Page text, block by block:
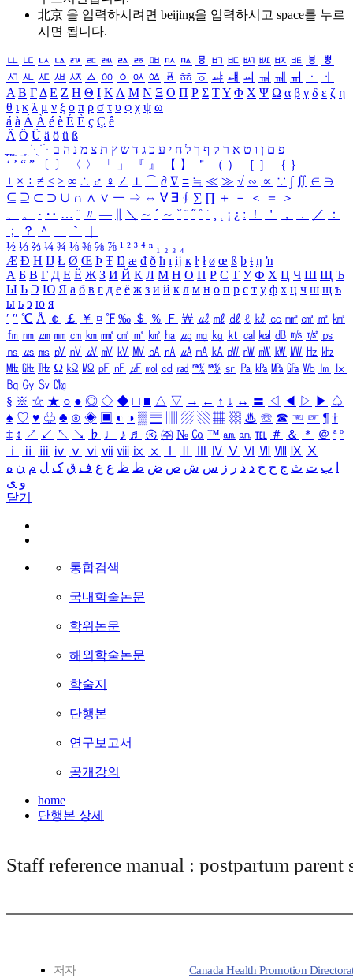
北京 을 입력하시려면 beijing을 입력하시고 space를 누르
시면 됩니다.
ㅥ ㅦ ㅧ ㅨ ㅩ ㅪ ㅫ ㅬ ㅭ ㅮ ㅯ ㅰ ㅱ ㅲ ㅳ ㅴ ㅵ ㅶ ㅷ ㅸ
ㅹ
ㅺ ㅻ ㅼ ㅽ ㅾ ㅿ ㆀ ㆁ ㆂ ㆃ ㆄ ㆅ ㆆ ㆇ ㆈ ㆉ ㆊ ㆋ ㆌ ㆍ
ㆎ
Α Β ΓΔ Ε Ζ Η Θ Ι ΚΛ Μ Ν Ξ Ο Π Ρ Σ ΤΥ Φ Χ Ψ Ω α β γ δ ε ζ η
θ ι κ λ μ ν ξ ο π ρ σ τ υ φ χ ψ ω
á à Á À é è É È ç Ç ê
Ä Ö Ü ä ö ü ß
ִֶֹ ֻּ ׁׂ פ ם ן ו ט א ר ק ף ך ל ח י ע כ ג ד ש ץ ת צ מ נ ה ב
‘ ’ “ ” 〔 〕 〈 〉 「 」 『 』 【 】 ＂ （ ） ［ ］ ｛ ｝
± × ÷ ≠ ≤ ≥ ∞ ∴ ♂ ♀ ∠ ⊥ ⌒ ∂ ∇ ≡ ≒ ≪ ≫ √ ∽ ∝ ∵ ∫ ∬ ∈ ∋
⊆ ⊇ ⊂ ⊃ ∪ ∩ ∧ ∨ ￢ ⇒ ⇔ ∀ ∃ ∮ ∑ ∏ ＋ － ＜ ＝
＞
、
。 · ‥ … ¨ 〃 ― ＼ ∼ ´ ～ ˇ ˘ ˝ ˚ ˙ ¸ ¡ ¿ ː ！ ＇ ， ． ／
：
；
？ ＾ ｀
½ ⅓ ⅔ ¼ ¾ ⅛ ⅜ ⅝ ⅞ ¹ ² ³ ⁴ ⁿ ₁ ₂ ₃ ₄
Æ Ð Ħ Ĳ Ł Ø Œ Þ Ŧ Ŋ æ đ ð ħ ı ĳ ĸ ŀ ł ø œ ß þ ŧ ŋ ŉ
А Б В Г Д Е Ё Ж З И Й К Л М Н О П Р С Т У Ф Х Ц Ч Ш Щ Ъ
Ы Ь Э Ю Я а б в г д е ё ж з и й к л м н о п р с т у ф х ц ч ш щ ъ
ы ь э ю я
′ ″ ℃ Å ￠ ￡ ￥ ¤ ℉ ‰ ＄ ％ Ｆ ￦ ㎕ ㎖ ㎗ ℓ ㎘ ㏄ ㎣ ㎤ ㎥ ㎦
㎙ ㎚ ㎛ ㎜ ㎝ ㎞ ㎟ ㎠ ㎡ ㎢ ㏊ ㎍ ㎎ ㎏ ㏏ ㎈ ㎉ ㏈ ㎧ ㎨ ㎰
㎱ ㎲ ㎳ ㎴ ㎵ ㎶ ㎷ ㎸ ㎹ ㎀ ㎁ ㎂ ㎃ ㎄ ㎺ ㎻ ㎽ ㎾ ㎿ ㎐ ㎑
㎒ ㎓ ㎔ Ω ㏀ ㏁ ㎊ ㎋ ㎌ ㏖ ㏅ ㎭ ㎮ ㎯ ㏛ ㎩ ㎪ ㎫ ㎬ ㏝ ㏐
㏓
㏃ ㏉ ㏜ ㏆
§ ※ ☆ ★ ○ ● ◎ ◇ ◆ □ ■ △ ▽ → ← ↑ ↓ ↔ 〓 ◁ ◀ ▷ ▶ ♤
♠ ♡ ♥ ♧ ♣ ⊙ ◈ ▣ ◐ ◑ ▒ ▤ ▨ ▧ ▦ ▩ ♨ ☏ ☎ ☜ ☞ ¶ †
‡ ↕ ↗ ↙ ↖ ↘ ♭ ♩ ♪ ♬ ㉿ ㈜ № ㏇ ™ ㏂ ㏘ ℡ ＃ ＆ ＊ ＠ ª º
ⅰ
ⅱ ⅲ ⅳ ⅴ ⅵ ⅶ ⅷ ⅸ ⅹ Ⅳ Ⅴ Ⅵ Ⅶ Ⅷ Ⅸ Ⅹ
ب ت ث ج ح خ د ذ ر ز س ش ص ض ط ظ ع غ ف ق ک ل م ن ه
و ی
닫기
통합검색
국내학술논문
학위논문
해외학술논문
학술지
단행본
연구보고서
공개강의
home
단행본 상세
Staff reference manual : postpartum parent
저자 Canada Health Promotion